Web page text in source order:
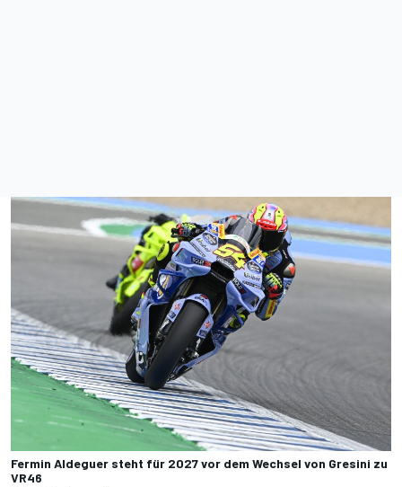
Fermin Aldeguer steht für 2027 vor dem Wechsel von Gresini zu
VR46